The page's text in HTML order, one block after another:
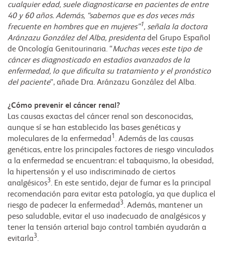
cualquier edad, suele diagnosticarse en pacientes de entre
40 y 60 años. Además, “sabemos que es dos veces más
frecuente en hombres que en mujeres”1, señala la doctora
Aránzazu González del Alba, presidentadel Grupo Español
de Oncología Genitourinaria. “Muchas veces este tipo de
cáncer es diagnosticado en estadios avanzados de la
enfermedad, lo que dificulta su tratamiento y el pronóstico
del paciente”, añade Dra. Aránzazu González del Alba.
¿Cómo prevenir el cáncer renal?
Las causas exactas del cáncer renal son desconocidas,
aunque sí se han establecido las bases genéticas y
moleculares de la enfermedad 1 . Además de las causas
genéticas, entre los principales factores de riesgo vinculados
a la enfermedad se encuentran: el tabaquismo, la obesidad,
la hipertensión y el uso indiscriminado de ciertos
analgésicos3. En este sentido, dejar de fumar es la principal
recomendación para evitar esta patología, ya que duplica el
riesgo de padecer la enfermedad 3. Además, mantener un
peso saludable, evitar el uso inadecuado de analgésicos y
tener la tensión arterial bajo control también ayudarán a
evitarla3.